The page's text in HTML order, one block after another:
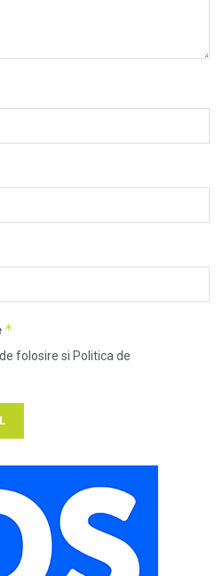
*
folosire si Politica de